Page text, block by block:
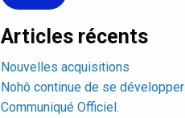
Articles récents
Nouvelles acquisitions
Nohô continue de se développer
Communiqué Officiel.